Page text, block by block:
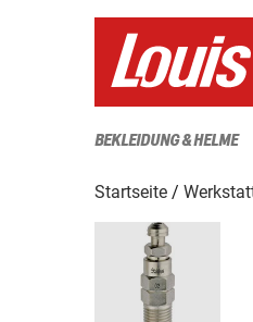
BEKLEIDUNG & HELME
Startseite